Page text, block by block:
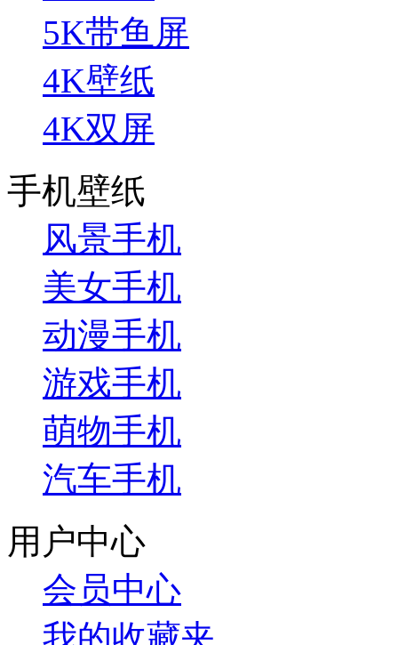
5K带鱼屏
4K壁纸
4K双屏
手机壁纸
风景手机
美女手机
动漫手机
游戏手机
萌物手机
汽车手机
用户中心
会员中心